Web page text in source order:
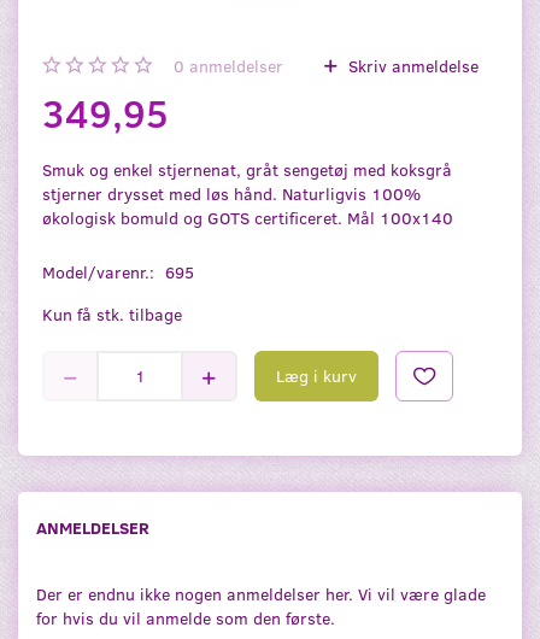
0 anmeldelser Skriv anmeldelse
349,95
Smuk og enkel stjernenat, gråt sengetøj med koksgrå
stjerner drysset med løs hånd. Naturligvis 100%
økologisk bomuld og GOTS certificeret. Mål 100x140
Model/varenr.: 695
Kun få stk. tilbage
Læg i kurv
ANMELDELSER
Der er endnu ikke nogen anmeldelser her. Vi vil være glade
for hvis du vil anmelde som den første.